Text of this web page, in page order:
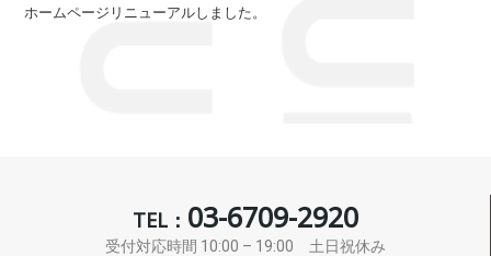
ホームページリニューアルしました。
TEL： 03-6709-2920
受付対応時間 10:00 – 19:00 土日祝休み